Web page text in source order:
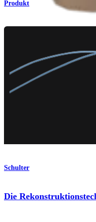
Produkt
Schulter
Die